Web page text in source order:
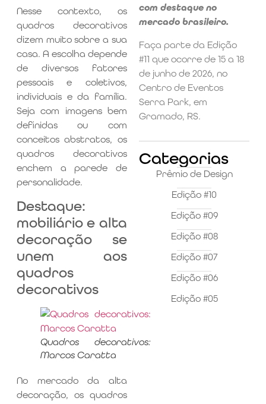
com destaque no
mercado brasileiro.
Faça parte da Edição
#11 que ocorre de 15 a 18
de junho de 2026, no
Centro de Eventos
Serra Park, em
Gramado, RS.
Categorias
Prêmio de Design
Edição #10
Edição #09
Edição #08
Edição #07
Edição #06
Edição #05
Nesse contexto, os
quadros decorativos
dizem muito sobre a sua
casa. A escolha depende
de diversos fatores
pessoais e coletivos,
individuais e da família.
Seja com imagens bem
definidas ou com
conceitos abstratos, os
quadros decorativos
enchem a parede de
personalidade.
Destaque:
mobiliário e alta
decoração se
unem aos
quadros
decorativos
Quadros decorativos:
Marcos Caratta
No mercado da alta
decoração, os quadros